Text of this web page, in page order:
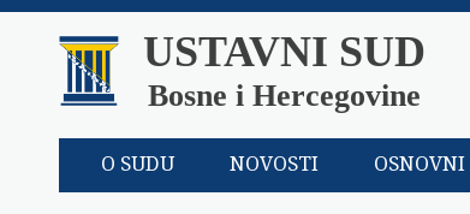
USTAVNI SUD
Bosne i Hercegovine
O SUDU NOVOSTI